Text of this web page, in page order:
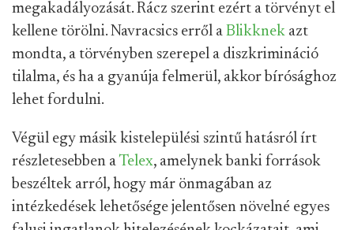
megakadályozását. Rácz szerint ezért a törvényt el
kellene törölni. Navracsics erről a Blikknek azt
mondta, a törvényben szerepel a diszkrimináció
tilalma, és ha a gyanúja felmerül, akkor bírósághoz
lehet fordulni.
Végül egy másik kistelepülési szintű hatásról írt
részletesebben a Telex, amelynek banki források
beszéltek arról, hogy már önmagában az
intézkedések lehetősége jelentősen növelné egyes